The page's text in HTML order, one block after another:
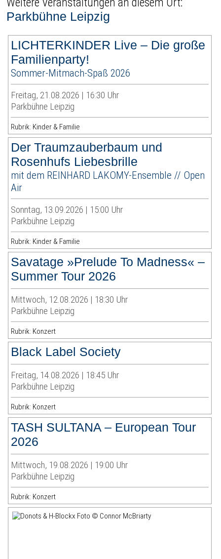
Weitere Veranstaltungen an diesem Ort:
Parkbühne Leipzig
LICHTERKINDER Live – Die große
Familienparty!
Sommer-Mitmach-Spaß 2026
Freitag, 21.08.2026 | 16:30 Uhr
Parkbühne Leipzig
Rubrik: Kinder & Familie
Der Traumzauberbaum und
Rosenhufs Liebesbrille
mit dem REINHARD LAKOMY-Ensemble // Open
Air
Sonntag, 13.09.2026 | 15:00 Uhr
Parkbühne Leipzig
Rubrik: Kinder & Familie
Savatage »Prelude To Madness« –
Summer Tour 2026
Mittwoch, 12.08.2026 | 18:30 Uhr
Parkbühne Leipzig
Rubrik: Konzert
Black Label Society
Freitag, 14.08.2026 | 18:45 Uhr
Parkbühne Leipzig
Rubrik: Konzert
TASH SULTANA – European Tour
2026
Mittwoch, 19.08.2026 | 19:00 Uhr
Parkbühne Leipzig
Rubrik: Konzert